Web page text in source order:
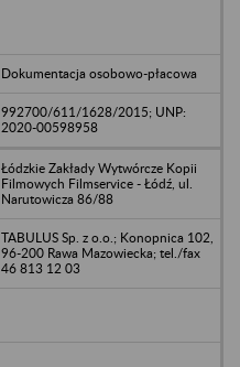
Dokumentacja osobowo-płacowa
992700/611/1628/2015; UNP:
2020-00598958
Łódzkie Zakłady Wytwórcze Kopii
Filmowych Filmservice - Łódź, ul.
Narutowicza 86/88
TABULUS Sp. z o.o.; Konopnica 102,
96-200 Rawa Mazowiecka; tel./fax
46 813 12 03